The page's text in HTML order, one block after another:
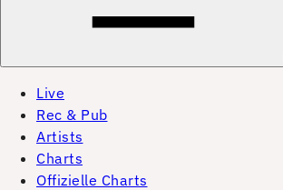
Live
Rec & Pub
Artists
Charts
Offizielle Charts